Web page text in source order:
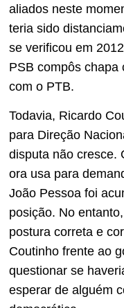
aliados neste
teria sido
se verificou em
PSB compôs chapa
com o PTB.
Todavia, Ricardo
para Direção
disputa não cresce.
ora usa para
João Pessoa foi
posição. No
postura correta e
Coutinho frente ao
questionar se
esperar de alguém